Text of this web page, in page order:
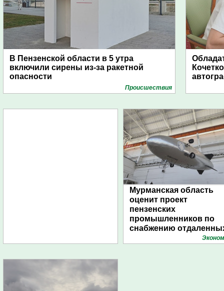
В Пензенской области в 5 утра
включили сирены из-за ракетной
опасности
Проиcшествия
Мурманская область
оценит проект
пензенских
промышленников по
снабжению
поселений с помощью